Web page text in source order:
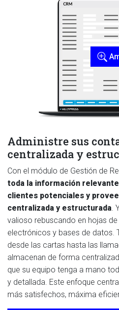
Administre sus
centralizada y
Con el módulo de Gestión de
toda la información
clientes potenciales y
centralizada y estructurada.
valioso rebuscando en hojas
electrónicos y bases de datos.
desde las cartas hasta las
almacenan de forma
que su equipo tenga a mano
y detallada. Este enfoque
más satisfechos, máxima